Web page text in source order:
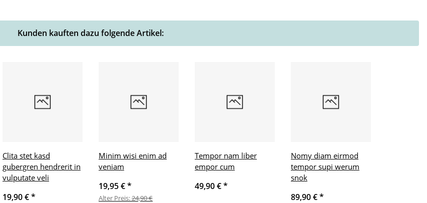
Kunden kauften dazu folgende Artikel:
Clita stet kasd
gubergren hendrerit in
vulputate veli
19,90 €*
Minim wisi enim ad
veniam
19,95 €*
Alter Preis:24,90 €
Tempor nam liber
empor cum
49,90 €*
Nomy diam eirmod
tempor supi werum
snok
89,90 €*